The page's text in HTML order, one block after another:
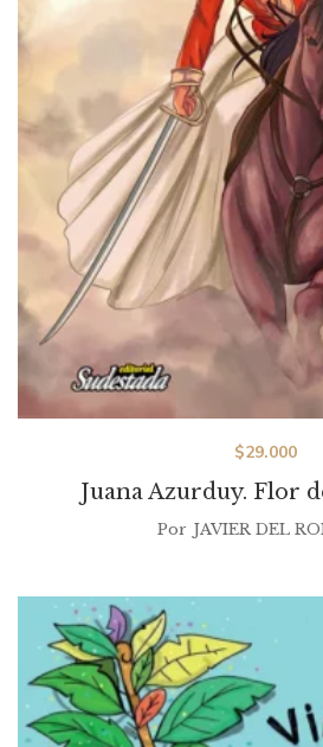
Juana Azurduy. Flor
$29.000
Por JAVIER DEL